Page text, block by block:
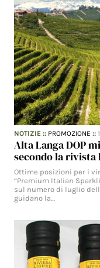
NOTIZIE :: PROMOZIONE ::
Alta Langa DOP
secondo la rivista
Ottime posizioni per i
“Premium Italian
sul numero di luglio
guidano la…